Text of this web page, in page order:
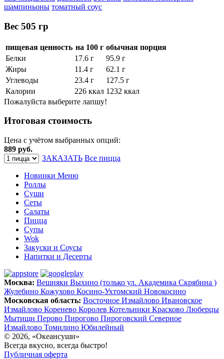
шампиньоны томатный соус
Вес 505 гр
пищевая ценность на 100 г обычная порция
Белки
17.6 г
95.9 г
Жиры
11.4 г
62.1 г
Углеводы
23.4 г
127.5 г
Калории
226 ккал 1232 ккал
Пожалуйста выберите лапшу!
Итоговая стоимость
Цена с учётом выбранных опций:
889 руб.
ЗАКАЗАТЬ Все пицца
Новинки Меню
Роллы
Суши
Сеты
Салаты
Пицца
Супы
Wok
Закуски и Соусы
Напитки и Десерты
Москва: Вешняки Выхино (только ул. Академика Скрябина )
Жулебино Кожухово Косино-Ухтомский Новокосино
Московская область: Восточное Измайлово Ивановское
Измайлово Коренево Королев Котельники Красково Люберцы
Мытищи Перово Пирогово Пироговский Северное
Измайлово Томилино Юбилейный
© 2026, «Океансуши»
Всегда вкусно, всегда быстро!
Публичная оферта